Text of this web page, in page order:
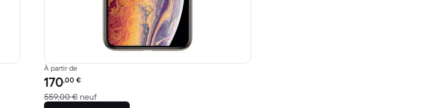
À partir de
Prix reconditionné :
170,00 €
559,00 € neufcontre 559,00 € neuf